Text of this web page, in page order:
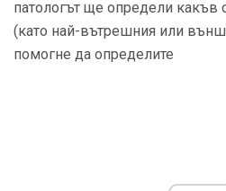
патологът ще определи какъв
(като най-вътрешния или
помогне да определите